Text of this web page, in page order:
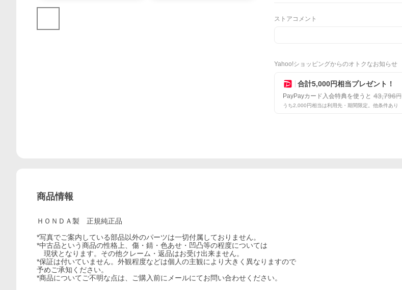
ストアコメント
Yahoo!ショッピングからのオトクなお知らせ
合計5,000円相当プレゼント！
PayPayカード入会特典を使うと 43,796円
うち2,000円相当は利用先・期間限定。他条件あり
商品情報
ＨＯＮＤＡ製 正規純正品
*写真でご案内している部品以外のパーツは一切付属しておりません。
*中古品という商品の性格上、傷・錆・色あせ・凹凸等の程度については
現状となります。その他クレーム・返品はお受け出来ません。
*保証は付いていません。外観程度などは個人の主観により大きく異なりますので
予めご承知ください。
*商品についてご不明な点は、ご購入前にメールにてお問い合わせください。